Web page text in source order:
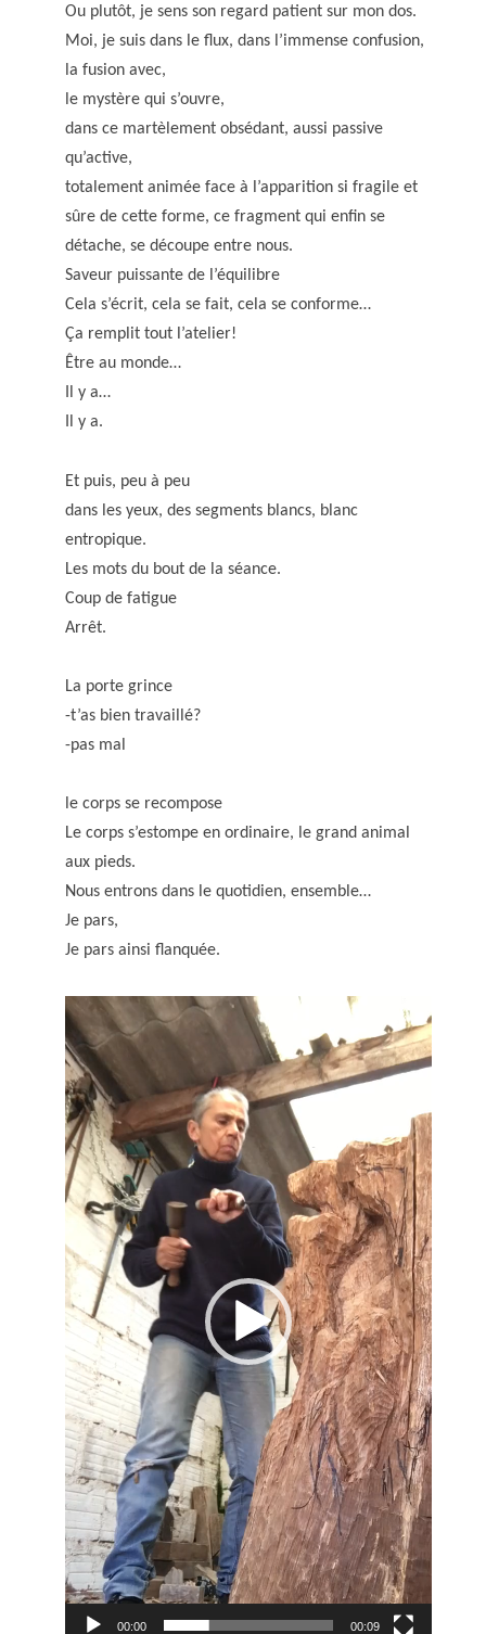
Ou plutôt, je sens son regard patient sur mon dos.
Moi, je suis dans le flux, dans l’immense confusion,
la fusion avec,
le mystère qui s’ouvre,
dans ce martèlement obsédant, aussi passive
qu’active,
totalement animée face à l’apparition si fragile et
sûre de cette forme, ce fragment qui enfin se
détache, se découpe entre nous.
Saveur puissante de l’équilibre
Cela s’écrit, cela se fait, cela se conforme…
Ça remplit tout l’atelier!
Être au monde…
Il y a…
Il y a.
Et puis, peu à peu
dans les yeux, des segments blancs, blanc
entropique.
Les mots du bout de la séance.
Coup de fatigue
Arrêt.
La porte grince
-t’as bien travaillé?
-pas mal
le corps se recompose
Le corps s’estompe en ordinaire, le grand animal
aux pieds.
Nous entrons dans le quotidien, ensemble…
Je pars,
Je pars ainsi flanquée.
Lecteur
vidéo
00:00 00:09